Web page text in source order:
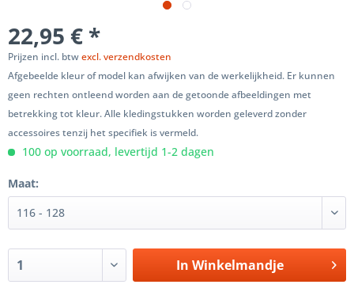
22,95 € *
Prijzen incl. btwexcl. verzendkosten
Afgebeelde kleur of model kan afwijken van de werkelijkheid. Er kunnen
geen rechten ontleend worden aan de getoonde afbeeldingen met
betrekking tot kleur. Alle kledingstukken worden geleverd zonder
accessoires tenzij het specifiek is vermeld.
100 op voorraad, levertijd 1-2 dagen
Maat:
In Winkelmandje